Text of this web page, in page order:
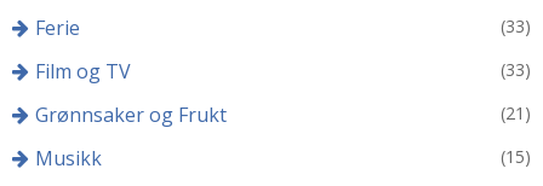
Ferie (33)
Film og TV (33)
Grønnsaker og Frukt (21)
Musikk (15)